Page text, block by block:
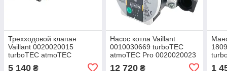
Трехходовой клапан
Vaillant 0020020015
turboTEC atmoTEC
5 140 ₴
Насос котла Vaillant
0010030669 turboTEC
atmoTEC Pro 0020020023
12 720₴ 1